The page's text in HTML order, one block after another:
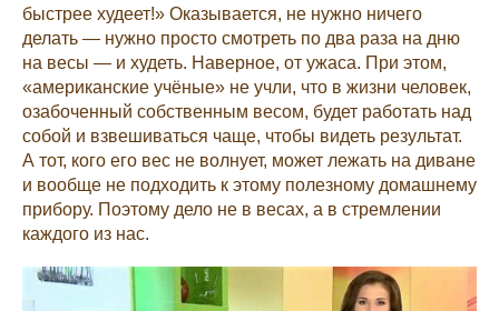
быстрее худеет!» Оказывается, не нужно ничего
делать — нужно просто смотреть по два раза на дню
на весы — и худеть. Наверное, от ужаса. При этом,
«американские учёные» не учли, что в жизни человек,
озабоченный собственным весом, будет работать над
собой и взвешиваться чаще, чтобы видеть результат.
А тот, кого его вес не волнует, может лежать на диване
и вообще не подходить к этому полезному домашнему
прибору. Поэтому дело не в весах, а в стремлении
каждого из нас.